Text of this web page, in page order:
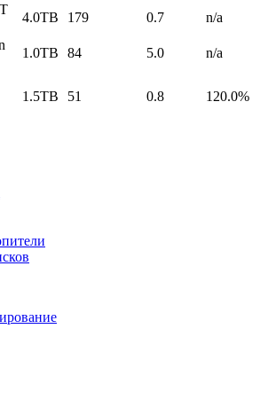
4.0TB 179 0.7
n/a
1.0TB 84 5.0
n/a
1.5TB 51 0.8 120.0%